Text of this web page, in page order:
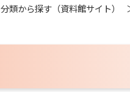
分類から探す（資料館サイト）